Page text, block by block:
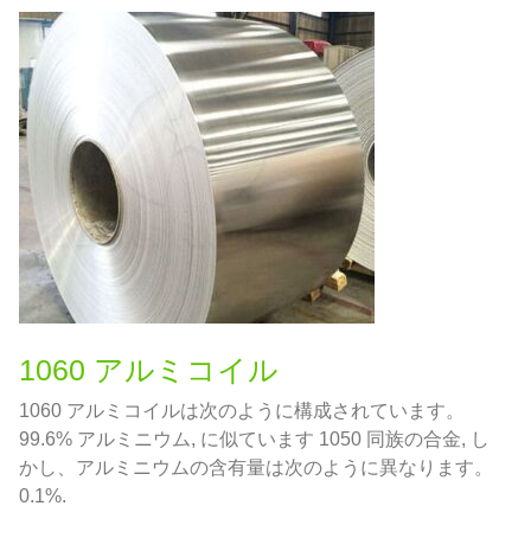
1060 アルミコイル
1060 アルミコイルは次のように構成されています。
99.6% アルミニウム, に似ています 1050 同族の合金, し
かし、アルミニウムの含有量は次のように異なります。
0.1%.